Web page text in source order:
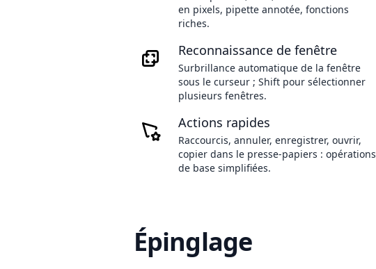
en pixels, pipette annotée, fonctions
riches.
Reconnaissance de fenêtre
Surbrillance automatique de la fenêtre
sous le curseur ; Shift pour sélectionner
plusieurs fenêtres.
Actions rapides
Raccourcis, annuler, enregistrer, ouvrir,
copier dans le presse-papiers : opérations
de base simplifiées.
Épinglage